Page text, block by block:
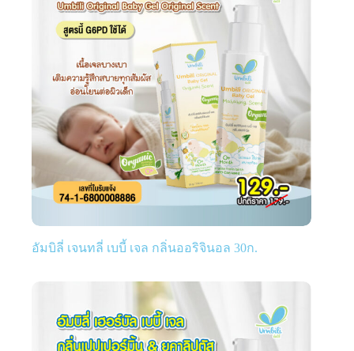
อัมบิลี่ เจนทลี่ เบบี้ เจล กลิ่นออริจินอล 30ก.